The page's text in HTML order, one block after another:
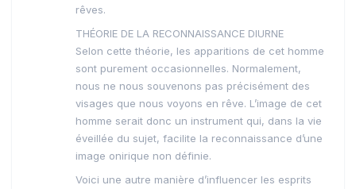
rêves.
THÉORIE DE LA RECONNAISSANCE DIURNE
Selon cette théorie, les apparitions de cet homme
sont purement occasionnelles. Normalement,
nous ne nous souvenons pas précisément des
visages que nous voyons en rêve. L’image de cet
homme serait donc un instrument qui, dans la vie
éveillée du sujet, facilite la reconnaissance d’une
image onirique non définie.
Voici une autre manière d’influencer les esprits